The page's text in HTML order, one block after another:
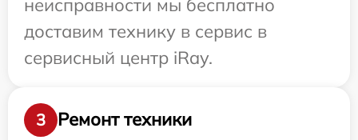
неисправности мы бесплатно
доставим технику в сервис в
сервисный центр iRay.
3
Ремонт техники